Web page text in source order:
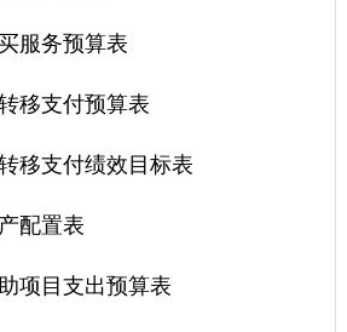
服务预算表
移支付预算表
移支付绩效目标表
配置表
项目支出预算表